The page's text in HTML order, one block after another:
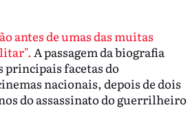
antes de umas das muitas
A passagem da biografia
principais facetas do
nacionais, depois de dois
do assassinato do guerrilheiro